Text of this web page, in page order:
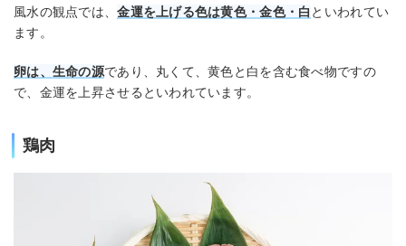
風水の観点では、金運を上げる色は黄色・金色・白 といわれてい
ます。
卵は、生命の源であり、丸くて、黄色と白を含む食べ物ですの
で、金運を上昇させるといわれています。
鶏肉